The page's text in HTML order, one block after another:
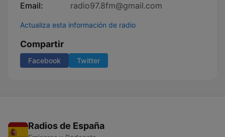
Email:
radio97.8fm@gmail.com
Actualiza esta información de radio
Compartir
Facebook Twitter
Radios de España